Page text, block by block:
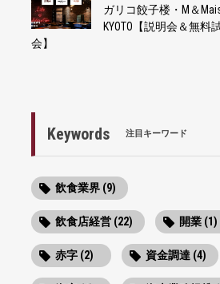
ガリコ餃子楼・M＆
KYOTO【説明会＆無料
会】
Keywords 注目キーワード
飲食業界 (9)
飲食店経営 (22) 開業 (1)
赤字 (2) 資金調達 (4)